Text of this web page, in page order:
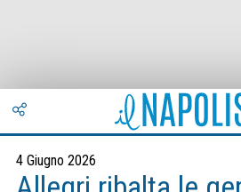
4 Giugno 2026